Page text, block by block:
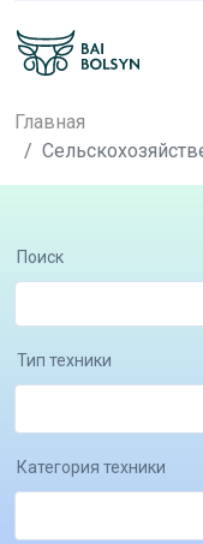
Главная
Поиск
Тип техники
Категория техники